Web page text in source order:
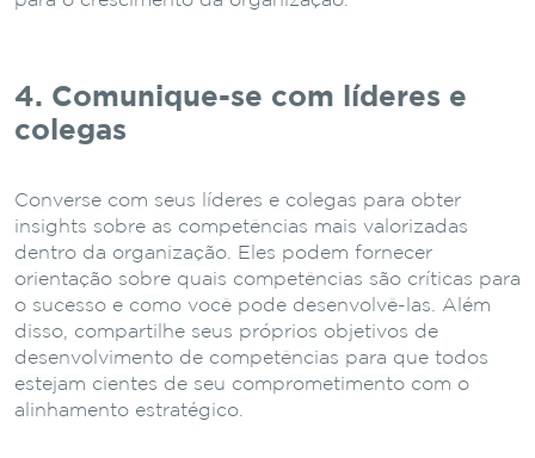
4. Comunique-se com líderes e
colegas
Converse com seus líderes e colegas para obter
insights sobre as competências mais valorizadas
dentro da organização. Eles podem fornecer
orientação sobre quais competências são críticas para
o sucesso e como você pode desenvolvê-las. Além
disso, compartilhe seus próprios objetivos de
desenvolvimento de competências para que todos
estejam cientes de seu comprometimento com o
alinhamento estratégico.